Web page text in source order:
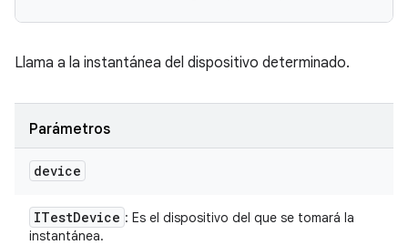
Llama a la instantánea del dispositivo determinado.
Parámetros
device
ITestDevice : Es el dispositivo del que se tomará la
instantánea.